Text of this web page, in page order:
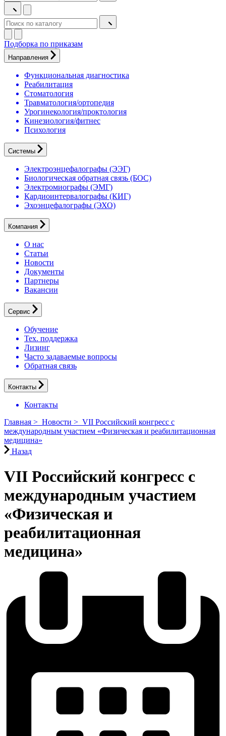
Подборка по приказам
Направления
Функциональная диагностика
Реабилитация
Стоматология
Травматология/ортопедия
Урогинекология/проктология
Кинезиология/фитнес
Психология
Системы
Электроэнцефалографы (ЭЭГ)
Биологическая обратная связь (БОС)
Электромиографы (ЭМГ)
Кардиоинтервалографы (КИГ)
Эхоэнцефалографы (ЭХО)
Компания
О нас
Статьи
Новости
Документы
Партнеры
Вакансии
Сервис
Обучение
Тех. поддержка
Лизинг
Часто задаваемые вопросы
Обратная связь
Контакты
Контакты
Главная > Новости > VII Российский конгресс с
международным участием «Физическая и реабилитационная
медицина»
Назад
VII Российский конгресс с
международным участием
«Физическая и
реабилитационная
медицина»